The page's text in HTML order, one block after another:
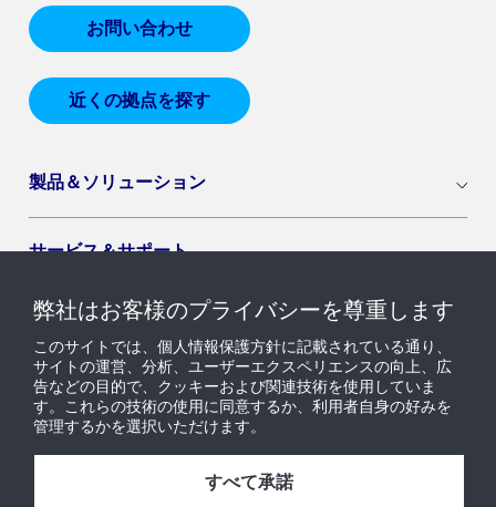
お問い合わせ
近くの拠点を探す
製品＆ソリューション
サービス＆サポート
導入セグメント
ニュース & インサイト
採用情報
弊社はお客様のプライバシーを尊重します
このサイトでは、個人情報保護方針に記載されている通り、
サイトの運営、分析、ユーザーエクスペリエンスの向上、広
告などの目的で、クッキーおよび関連技術を使用していま
す。これらの技術の使用に同意するか、利用者自身の好みを
管理するかを選択いただけます。
すべて承諾